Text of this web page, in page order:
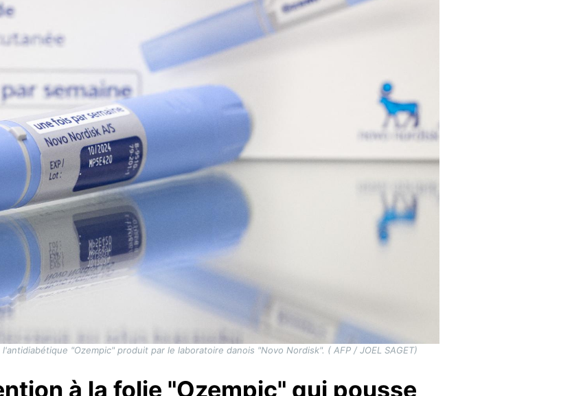
"Ozempic" produit par le laboratoire danois "Novo Nordisk". ( AFP / JOEL SAGET)
à la folie "Ozempic" qui pousse